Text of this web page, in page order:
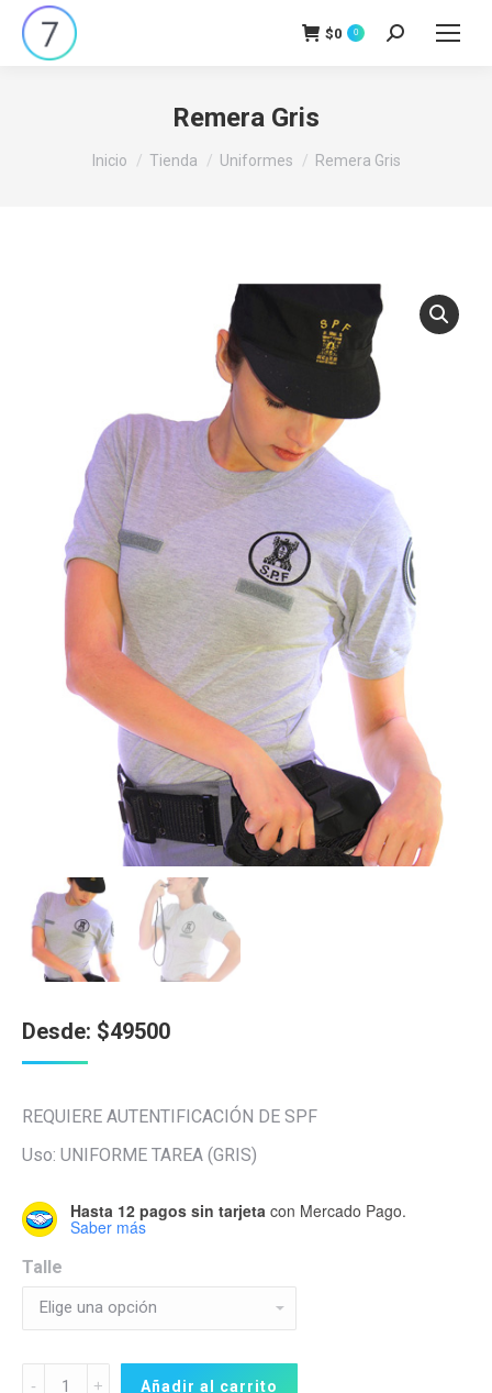
$0 0 Buscar:
Remera Gris
Estás aquí:
Inicio Tienda Uniformes Remera Gris
Desde: $49500
REQUIERE AUTENTIFICACIÓN DE SPF
Uso: UNIFORME TAREA (GRIS)
Hasta 12 pagos sin tarjeta con Mercado Pago.
Saber más
Talle
Remera
Añadir al carrito